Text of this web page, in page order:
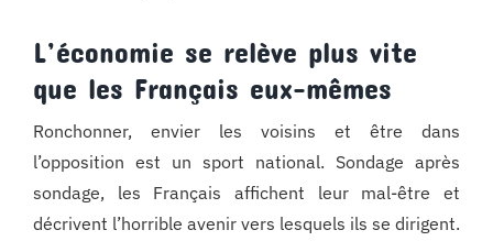
L’économie se relève plus vite
que les Français eux-mêmes
Ronchonner, envier les voisins et être dans
l’opposition est un sport national. Sondage après
sondage, les Français affichent leur mal-être et
décrivent l’horrible avenir vers lesquels ils se dirigent.